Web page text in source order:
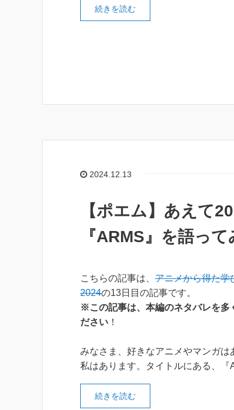
続きを読む
2024.12.13
【ポエム】あえて
『ARMS』を語っ
こちらの記事は、 アニメから得た学
2024の13日目の記事です。
※この記事は、本編のネタバレを多
ださい ！
みなさま、好きなアニメやマンガは
私はあります。タイトルにある、『
続きを読む